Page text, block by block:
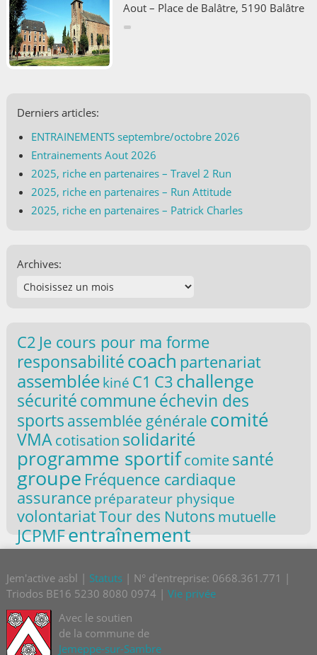
Aout – Place de Balâtre, 5190 Balâtre
Derniers articles:
ENTRAINEMENTS septembre/octobre 2026
Entrainements Aout 2026
2025, riche en partenaires – Travel 2 Run
2025, riche en partenaires – Run Attitude
2025, riche en partenaires – Patrick Charles
Archives:
C2 Je cours pour ma forme
responsabilitécoach partenariat
assemblée kiné C1 C3challenge
sécuritécommuneéchevin des
sports assemblée générale comité
VMAcotisation solidarité
programme sportifcomitesanté
groupe Fréquence cardiaque
assurance préparateur physique
volontariatTour des Nutons mutuelle
JCPMFentraînement
Jem'active asbl | Statuts| N° d'entreprise: 0668.361.771 |
Triodos BE16 5230 8080 0974 | Vie privée
Avec le soutien
de la commune de
Jemeppe-sur-Sambre